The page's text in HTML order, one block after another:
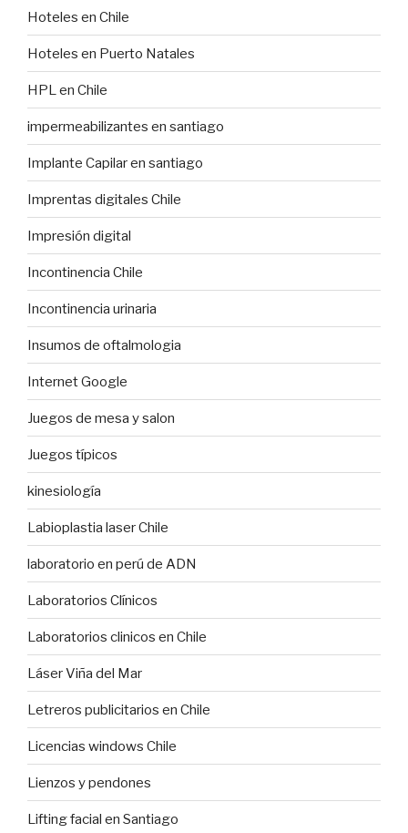
Hoteles en Chile
Hoteles en Puerto Natales
HPL en Chile
impermeabilizantes en santiago
Implante Capilar en santiago
Imprentas digitales Chile
Impresión digital
Incontinencia Chile
Incontinencia urinaria
Insumos de oftalmologia
Internet Google
Juegos de mesa y salon
Juegos típicos
kinesiología
Labioplastia laser Chile
laboratorio en perú de ADN
Laboratorios Clínicos
Laboratorios clinicos en Chile
Láser Viña del Mar
Letreros publicitarios en Chile
Licencias windows Chile
Lienzos y pendones
Lifting facial en Santiago